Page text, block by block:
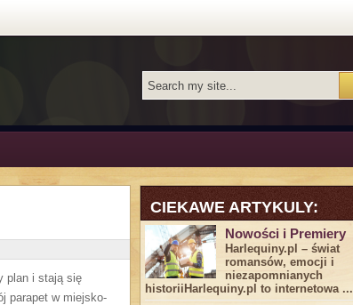
plan i stają się
parapet w miejsko-
CIEKAWE ARTYKULY:
Nowości i Premiery
Harlequiny.pl – świat
romansów, emocji i
niezapomnianych
historiiHarlequiny.pl to internetowa ...